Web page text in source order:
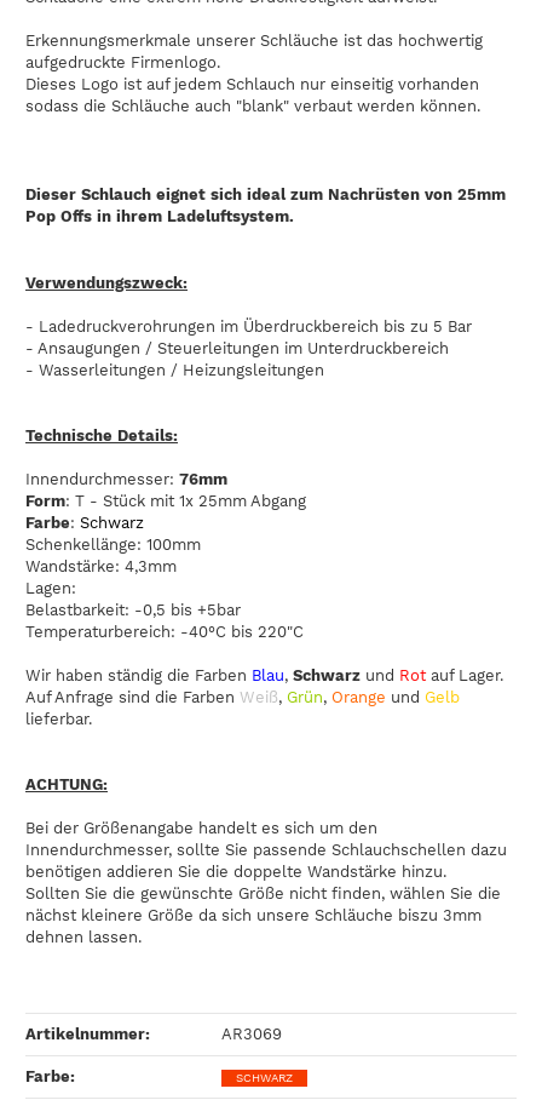
Erkennungsmerkmale unserer Schläuche ist das hochwertig
aufgedruckte Firmenlogo.
Dieses Logo ist auf jedem Schlauch nur einseitig vorhanden
sodass die Schläuche auch "blank" verbaut werden können.
Dieser Schlauch eignet sich ideal zum Nachrüsten von 25mm
Pop Offs in ihrem Ladeluftsystem.
Verwendungszweck:
- Ladedruckverohrungen im Überdruckbereich bis zu 5 Bar
- Ansaugungen / Steuerleitungen im Unterdruckbereich
- Wasserleitungen / Heizungsleitungen
Technische Details:
Innendurchmesser: 76mm
Form: T - Stück mit 1x 25mm Abgang
Farbe: Schwarz
Schenkellänge: 100mm
Wandstärke: 4,3mm
Lagen:
Belastbarkeit: -0,5 bis +5bar
Temperaturbereich: -40°C bis 220"C
Wir haben ständig die Farben Blau, Schwarz und Rot auf Lager.
Auf Anfrage sind die Farben Weiß, Grün, Orange und Gelb
lieferbar.
ACHTUNG:
Bei der Größenangabe handelt es sich um den
Innendurchmesser, sollte Sie passende Schlauchschellen dazu
benötigen addieren Sie die doppelte Wandstärke hinzu.
Sollten Sie die gewünschte Größe nicht finden, wählen Sie die
nächst kleinere Größe da sich unsere Schläuche biszu 3mm
dehnen lassen.
Artikelnummer: AR3069
Farbe‍: SCHWARZ